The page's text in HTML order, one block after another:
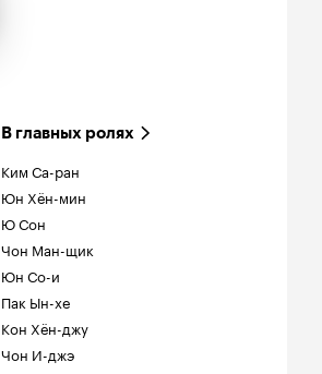
В главных ролях
Ким Са-ран
Юн Хён-мин
Ю Сон
Чон Ман-щик
Юн Со-и
Пак Ын-хе
Кон Хён-джу
Чон И-джэ